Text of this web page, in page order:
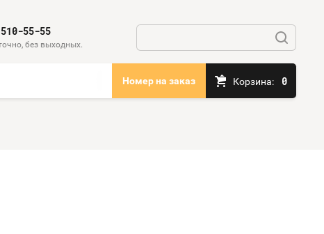
55-55
без выходных.
Номер на заказ Корзина: 0